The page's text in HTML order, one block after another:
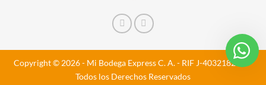
Copyright © 2026 - Mi Bodega Express C. A. - RIF J-40321828-5 -
Todos los Derechos Reservados